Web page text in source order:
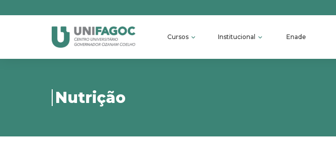
Cursos Institucional Enade
Nutrição